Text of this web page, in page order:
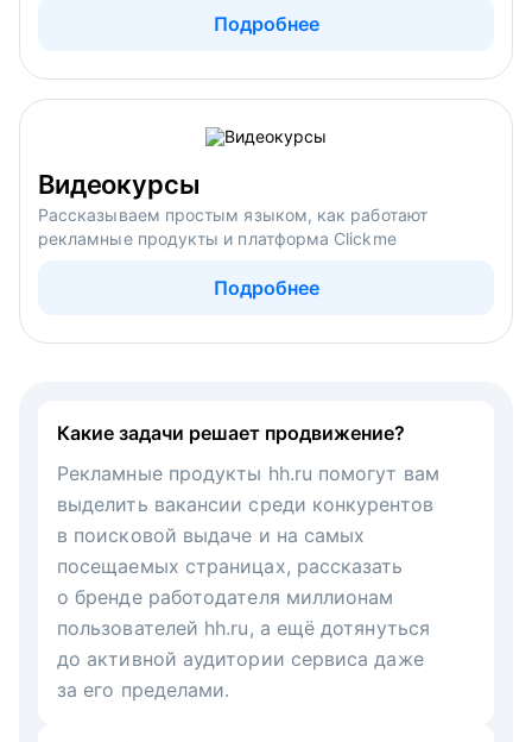
Подробнее
Видеокурсы
Рассказываем простым языком, как работают
рекламные продукты и платформа Clickme
Подробнее
Какие задачи решает продвижение?
Рекламные продукты hh.ru помогут вам
выделить вакансии среди конкурентов
в поисковой выдаче и на самых
посещаемых страницах, рассказать
о бренде работодателя миллионам
пользователей hh.ru, а ещё дотянуться
до активной аудитории сервиса даже
за его пределами.